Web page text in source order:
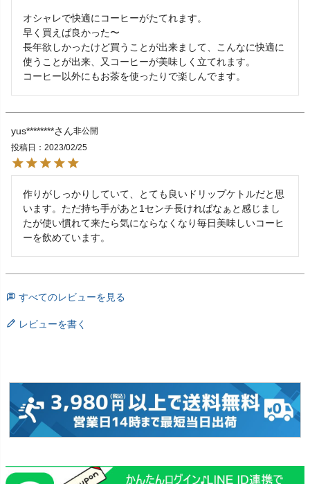
オシャレで快適にコーヒーがたてれます。
早く買えば良かった〜
長年欲しかったけど買うことが出来まして、こんなに快適に
使うことが出来、又コーヒーが美味しく立てれます。
コーヒー以外にもお茶を使ったりで楽しんでます。
yus********
非公開
投稿日
2023/02/25
作りがしっかりしていて、とても良いドリップケトルだと思
います。ただ持ち手があと1センチ長ければなぁと感じまし
たが使い慣れて来たら気にならなくなり毎日美味しいコーヒ
ーを飲めています。
すべてのレビューを見る
レビューを書く